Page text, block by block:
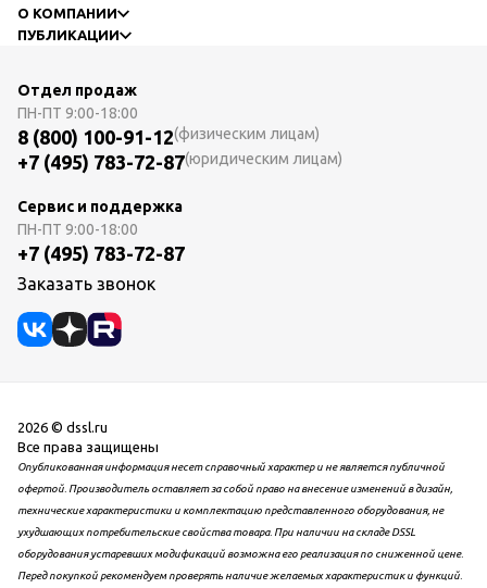
О КОМПАНИИ
ПУБЛИКАЦИИ
Отдел продаж
ПН-ПТ 9:00-18:00
8 (800) 100-91-12(физическим лицам)
+7 (495) 783-72-87(юридическим лицам)
Сервис и поддержка
ПН-ПТ 9:00-18:00
+7 (495) 783-72-87
Заказать звонок
2026 © dssl.ru
Все права защищены
Опубликованная информация несет справочный характер и не является публичной
офертой. Производитель оставляет за собой право на внесение изменений в дизайн,
технические характеристики и комплектацию представленного оборудования, не
ухудшающих потребительские свойства товара. При наличии на складе DSSL
оборудования устаревших модификаций возможна его реализация по сниженной цене.
Перед покупкой рекомендуем проверять наличие желаемых характеристик и функций.